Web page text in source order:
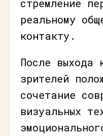
стремление
реальному
контакту.
После выхода
зрителей
сочетание
визуальных